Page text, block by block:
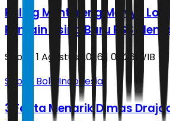
Paling Mentereng Melvyn
Pemain Asing Baru PSS
Sabtu, 1 Agustus 2026 | 03.26 WIB
Sepak Bola Indonesia
3 Fakta Menarik Dimas